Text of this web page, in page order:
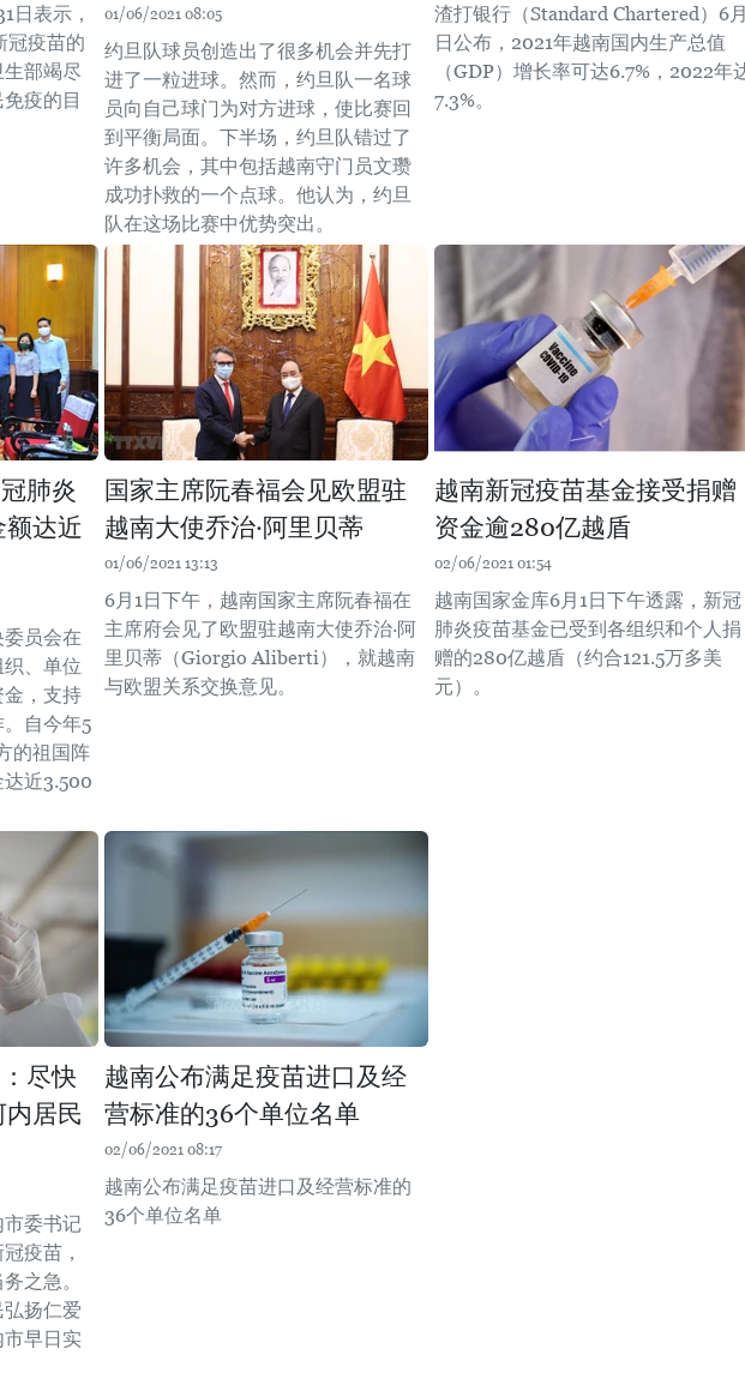
日表示，
冠疫苗的
部竭尽
疫的目
01/06/2021 08:05
约旦队球员创造出了很多机会并先打
进了一粒进球。然而，约旦队一名球
员向自己球门为对方进球，使比赛回
到平衡局面。下半场，约旦队错过了
许多机会，其中包括越南守门员文瓒
成功扑救的一个点球。他认为，约旦
队在这场比赛中优势突出。
渣打银行（Standard Chartered）6
日公布，2021年越南国内生产总值
（GDP）增长率可达6.7%，2022年
7.3%。
肺炎
额达近
员会在
、单位
，支持
自今年5
的祖国阵
近3.500
国家主席阮春福会见欧盟驻
越南大使乔治·阿里贝蒂
01/06/2021 13:13
6月1日下午，越南国家主席阮春福在
主席府会见了欧盟驻越南大使乔治·阿
里贝蒂（Giorgio Aliberti），就越南
与欧盟关系交换意见。
越南新冠疫苗基金接受捐赠
资金逾280亿越盾
02/06/2021 01:54
越南国家金库6月1日下午透露，新冠
肺炎疫苗基金已受到各组织和个人捐
赠的280亿越盾（约合121.5万多美
元）。
尽快
居民
委书记
疫苗，
之急。
扬仁爱
早日实
越南公布满足疫苗进口及经
营标准的36个单位名单
02/06/2021 08:17
越南公布满足疫苗进口及经营标准的
36个单位名单